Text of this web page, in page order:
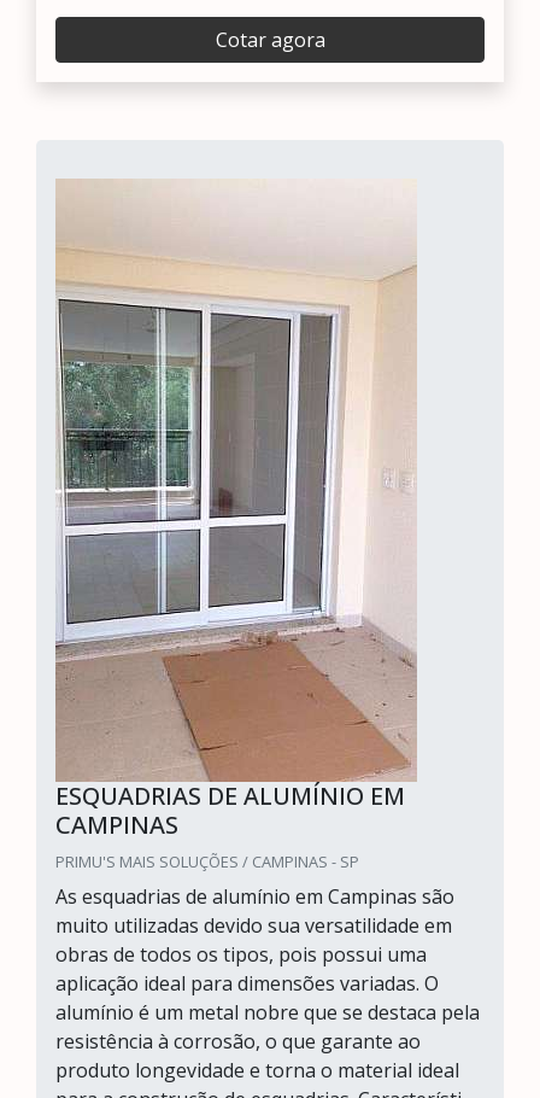
Cotar agora
ESQUADRIAS DE ALUMÍNIO EM
CAMPINAS
PRIMU'S MAIS SOLUÇÕES / CAMPINAS - SP
As esquadrias de alumínio em Campinas são
muito utilizadas devido sua versatilidade em
obras de todos os tipos, pois possui uma
aplicação ideal para dimensões variadas. O
alumínio é um metal nobre que se destaca pela
resistência à corrosão, o que garante ao
produto longevidade e torna o material ideal